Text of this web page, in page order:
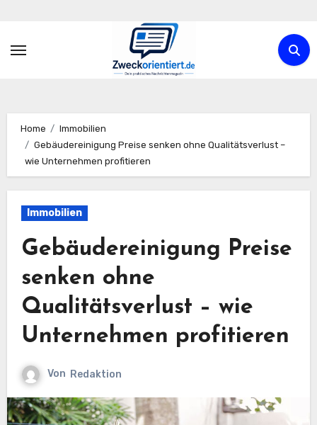
springen
Home
Immobilien
Gebäudereinigung Preise senken ohne Qualitätsverlust –
wie Unternehmen profitieren
Immobilien
Gebäudereinigung Preise
senken ohne
Qualitätsverlust – wie
Unternehmen profitieren
Von Redaktion